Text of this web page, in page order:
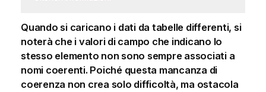
Quando si caricano i dati da tabelle differenti, si
noterà che i valori di campo che indicano lo
stesso elemento non sono sempre associati a
nomi coerenti. Poiché questa mancanza di
coerenza non crea solo difficoltà, ma ostacola